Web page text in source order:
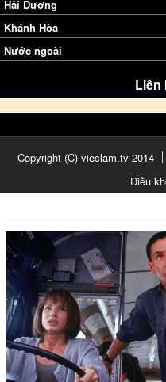
Hải Dương
Khánh Hòa
Nước ngoài
Liên
Copyright (C) vieclam.tv 2014
Điều